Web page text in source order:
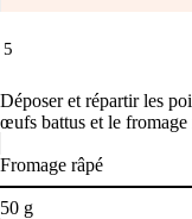
5
Déposer et répartir les
œufs battus et le fromage
Fromage râpé
50 g